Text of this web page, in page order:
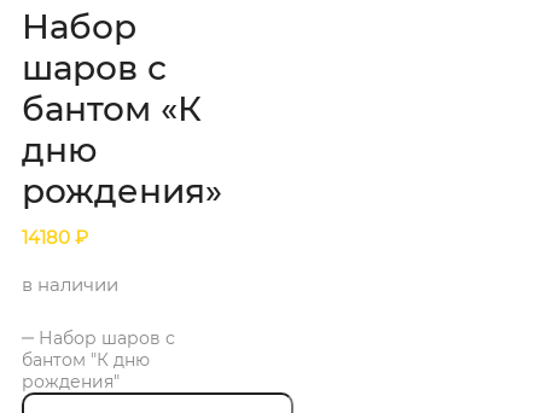
Набор
шаров с
бантом «К
дню
рождения»
14180 ₽
в наличии
Набор шаров с
бантом "К дню
рождения"